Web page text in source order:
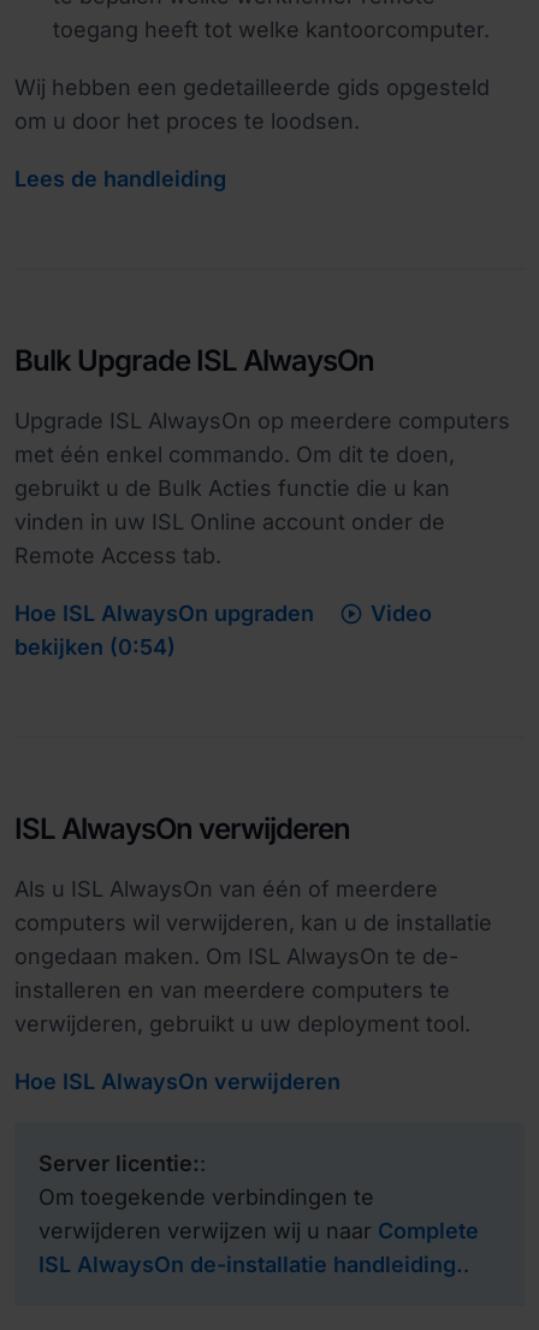
toegang heeft tot welke kantoorcomputer.
Wij hebben een gedetailleerde gids opgesteld
om u door het proces te loodsen.
Lees de handleiding
Bulk Upgrade ISL AlwaysOn
Upgrade ISL AlwaysOn op meerdere computers
met één enkel commando. Om dit te doen,
gebruikt u de Bulk Acties functie die u kan
vinden in uw ISL Online account onder de
Remote Access tab.
Hoe ISL AlwaysOn upgraden  Video
bekijken (0:54)
ISL AlwaysOn verwijderen
Als u ISL AlwaysOn van één of meerdere
computers wil verwijderen, kan u de installatie
ongedaan maken. Om ISL AlwaysOn te de-
installeren en van meerdere computers te
verwijderen, gebruikt u uw deployment tool.
Hoe ISL AlwaysOn verwijderen
Server licentie::
Om toegekende verbindingen te
verwijderen verwijzen wij u naar Complete
ISL AlwaysOn de-installatie handleiding..